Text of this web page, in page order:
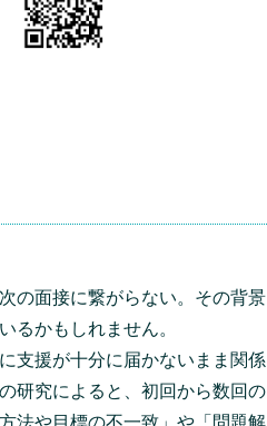
の面接に繋がらない。その背景
るかもしれません。
支援が十分に届かないまま関係
研究によると、初回から数回の
法や目標の不一致」や「問題解